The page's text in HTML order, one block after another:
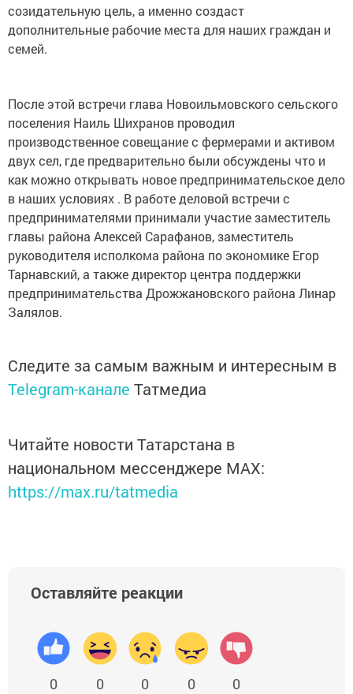
созидательную цель, а именно создаст
дополнительные рабочие места для наших граждан и
семей.
После этой встречи глава Новоильмовского сельского
поселения Наиль Шихранов проводил
производственное совещание с фермерами и активом
двух сел, где предварительно были обсуждены что и
как можно открывать новое предпринимательское дело
в наших условиях . В работе деловой встречи с
предпринимателями принимали участие заместитель
главы района Алексей Сарафанов, заместитель
руководителя исполкома района по экономике Егор
Тарнавский, а также директор центра поддержки
предпринимательства Дрожжановского района Линар
Залялов.
Следите за самым важным и интересным в
Telegram-канале Татмедиа
Читайте новости Татарстана в
национальном мессенджере MАХ:
https://max.ru/tatmedia
Оставляйте реакции
0 0 0 0 0